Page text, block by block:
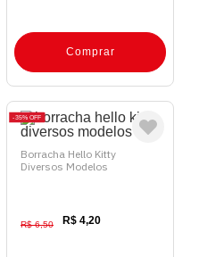
Comprar
35% OFF
Borracha Hello Kitty
Diversos Modelos
R$ 6,50 R$ 4,20